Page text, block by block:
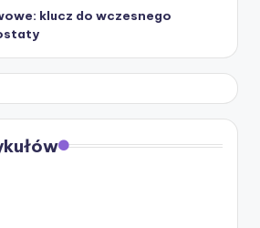
klucz do wczesnego